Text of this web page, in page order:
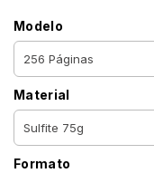
Modelo
Material
Formato